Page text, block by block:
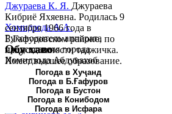
Хомидзода А.А.
Руководитель аппарата
председателя города
Хомидзода Абдувахоб
Абдумаджид родился 8
июня 1978 года в городе
Худжанде. По
национальности...
Джураева К. Я. Джураева
Кибриё Яхяевна. Родилась 9
сентября 1966 года в
Б.Гафуровском районе, по
национальности таджичка.
Имеет высшее образование.
В 1997 ...
Обу хаво
Погода в Хуҷанд
Погода в Б.Ғафуров
Погода в Бустон
Погода в Конибодом
Погода в Исфара